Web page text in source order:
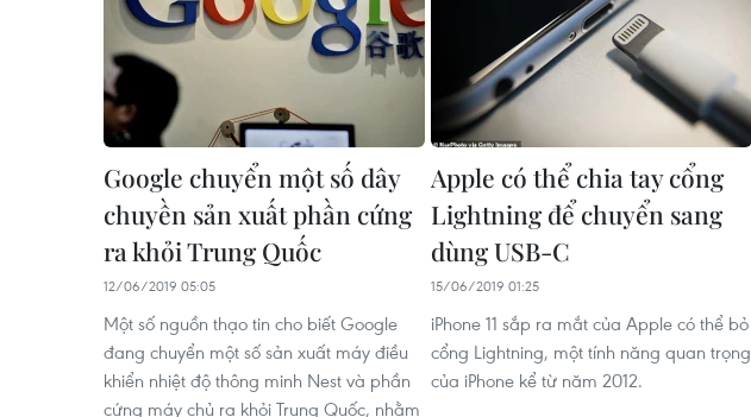
Google chuyển một số dây
chuyền sản xuất phần cứng
ra khỏi Trung Quốc
12/06/2019 05:05
Một số nguồn thạo tin cho biết Google
đang chuyển một số sản xuất máy điều
khiển nhiệt độ thông minh Nest và phần
cứng máy chủ ra khỏi Trung Quốc, nhằm
Apple có thể chia tay cổng
Lightning để chuyển sang
dùng USB-C
15/06/2019 01:25
iPhone 11 sắp ra mắt của Apple có thể bỏ
cổng Lightning, một tính năng quan trọng
của iPhone kể từ năm 2012.